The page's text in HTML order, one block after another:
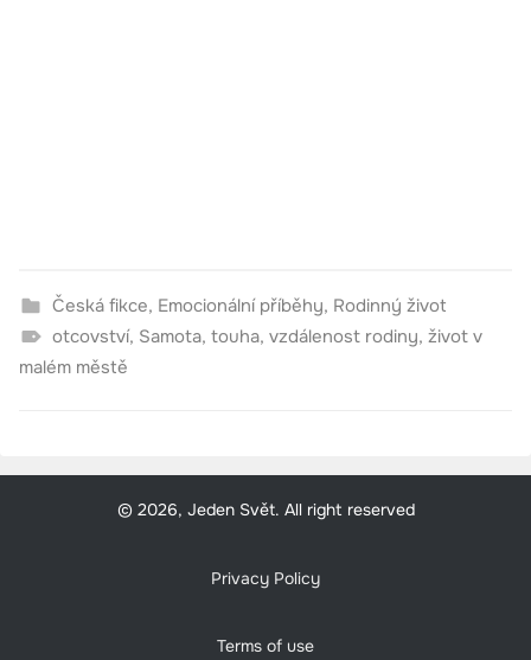
Česká fikce, Emocionální příběhy, Rodinný život
otcovství, Samota, touha, vzdálenost rodiny, život v
malém městě
© 2026, Jeden Svět. All right reserved
Privacy Policy
Terms of use